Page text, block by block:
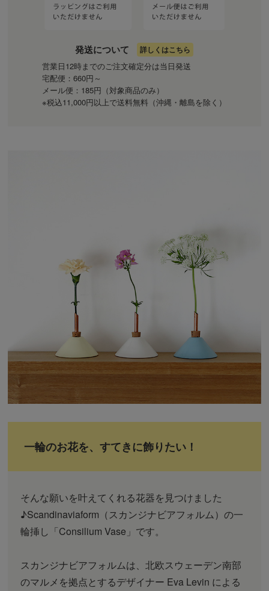
発送について 詳しくはこちら
営業日12時までのご注文確定分は当日発送
宅配便：660円～
メール便：185円（対象商品のみ）
※税込11,000円以上で送料無料（沖縄・離島を除く）
一輪のお花を、すてきに飾りたい！
そんな願いを叶えてくれる花器を見つけました
♪Scandinaviaform（スカンジナビアフォルム）の一
輪挿し「Consilium Vase」です。
スカンジナビアフォルムは、北欧スウェーデン南部
のマルメを拠点とするデザイナー Eva Levin による